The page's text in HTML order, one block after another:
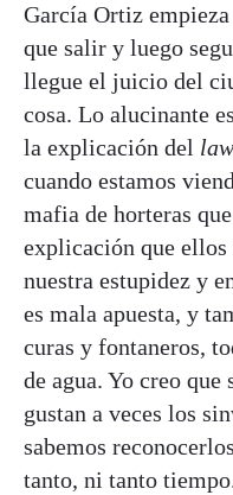
García Ortiz
que salir y luego
llegue el juicio del
cosa. Lo alucinante
la explicación del
cuando estamos
mafia de horteras
explicación que ellos
nuestra estupidez y
es mala apuesta, y
curas y fontaneros,
de agua. Yo creo
gustan a veces los
sabemos
tanto, ni tanto